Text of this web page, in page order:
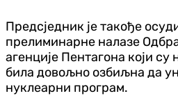
Предсједник је такође
прелиминарне налазе
агенције Пентагона који су
била довољно озбиљна да
нуклеарни програм.